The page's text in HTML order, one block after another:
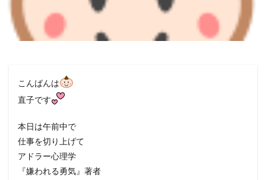
こんばんは
直子です
本日は午前中で
仕事を切り上げて
アドラー心理学
『嫌われる勇気』著者